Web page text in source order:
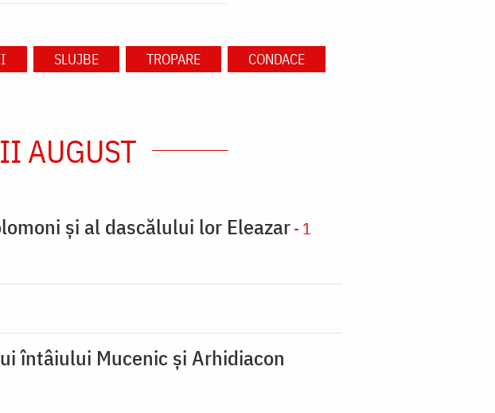
SLUJBE TROPARE CONDACE
AUGUST
şi al dascălului lor Eleazar- 1
întâiului Mucenic şi Arhidiacon